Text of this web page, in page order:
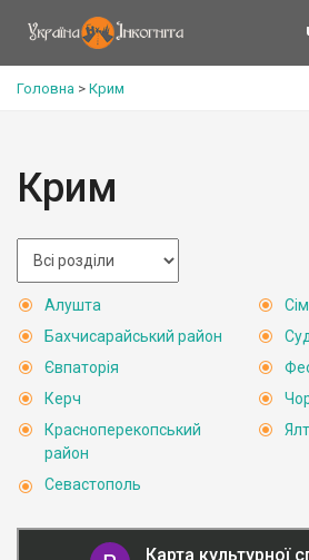
Головна > Крим
Крим
Алушта
Бахчисарайський район
Євпаторія
Керч
Красноперекопський
район
Севастополь